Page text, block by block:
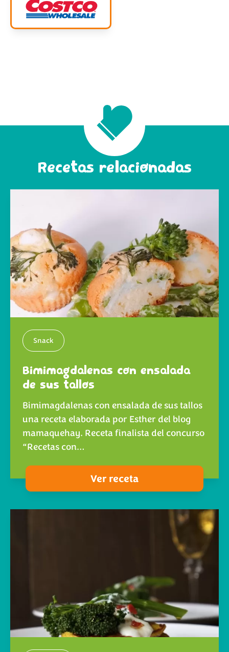
Recetas relacionadas
Snack
Bimimagdalenas con ensalada
de sus tallos
Bimimagdalenas con ensalada de sus tallos
una receta elaborada por Esther del blog
mamaquehay. Receta finalista del concurso
“Recetas con…
Ver receta